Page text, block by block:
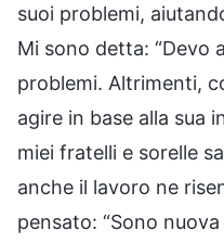
suoi problemi,
Mi sono detta: “Devo
problemi. Altrimenti,
agire in base alla sua
miei fratelli e sorelle
anche il lavoro ne
pensato: “Sono